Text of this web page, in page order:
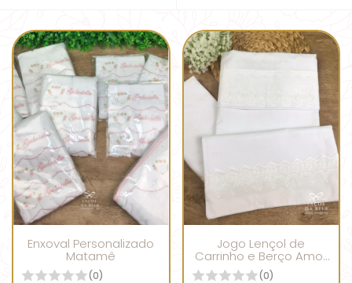
Enxoval Personalizado
Matamê
(0)
Jogo Lençol de
Carrinho e Berço Amor
Eterno
(0)